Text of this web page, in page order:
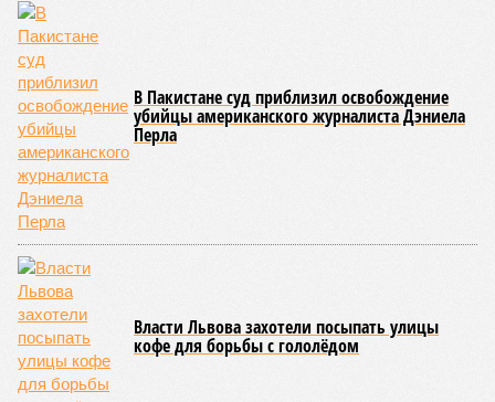
(фото: en.wikipedia.org)
Да, наша любимая маленькая планета может быть
единственной, где в пределах Солнечной системы есть
полноценная жизнь, но Земля также регулярно пытается
эту жизнь уничтожить. Так уж вышло, что внутренние
процессы на планете включают в себя всевозможные
геологические, метеорологические и физические явления,
которые для человека довольно опасны. Или попросту
смертельны. И вот несколько тому примеров.
Все стихии сразу
Около 100 лет назад в Поднебесной приключилось то, что
у нас назвали бы тридцатью тремя несчастьями. Страну
последовательно поразили: многолетняя засуха, страшный